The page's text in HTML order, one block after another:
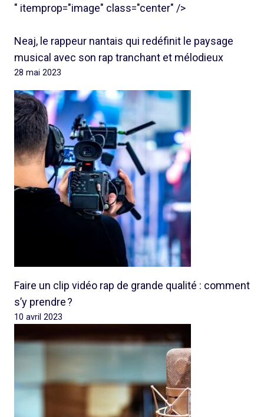
" itemprop="image" class="center" />
Neaj, le rappeur nantais qui redéfinit le paysage
musical avec son rap tranchant et mélodieux
28 mai 2023
Faire un clip vidéo rap de grande qualité : comment
s’y prendre ?
10 avril 2023